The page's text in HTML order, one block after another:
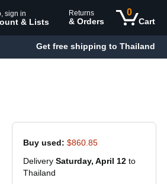
sign in
& Lists
Returns
& Orders
0
Cart
Get free shipping to Thailand
Buy used: $860.85
Delivery Saturday, April 12 to
Thailand